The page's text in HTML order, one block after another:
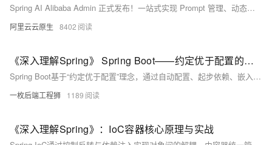
Spring AI Alibaba Admin 正式发布！一站式实现 Prompt 管理、动态热更新、评测集构建、自动化评估与全链路可观测，助力企业高效构建可信赖的 AI Agent 应用。开源共建，现已上线！
阿里云云原生 8402
《深入理解Spring》 Spring Boot——约定优于配置的革命者
Spring Boot基于“约定优于配置”理念，通过自动配置、起步依赖、嵌入式容器和Actuator四大特性，简化Spring应用的开发与部署，提升效率，降低门槛，成为现代Java开发的事实标准。
一枚后端工程狮 1189
《深入理解Spring》：IoC容器核心原理与实战